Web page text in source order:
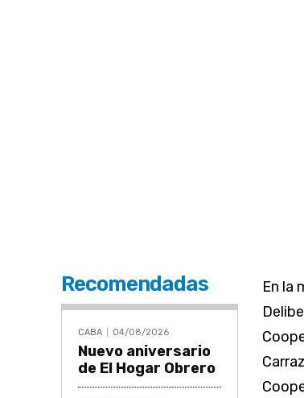
Recomendadas
CABA 04/08/2026
Nuevo aniversario
de El Hogar Obrero
En la